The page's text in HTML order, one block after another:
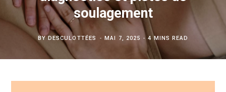
soulagement
BY DESCULOTTÉES MAI 7, 2025 4 MINS READ